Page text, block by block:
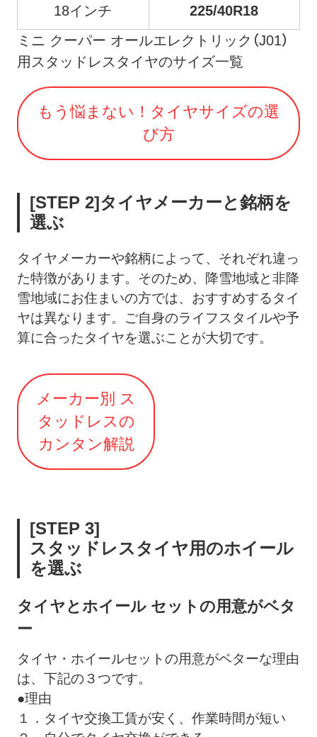
18インチ
225/40R18
ミニ クーパー オールエレクトリック（J01）
用スタッドレスタイヤのサイズ一覧
もう悩まない！タイヤサイズの選
び方
[STEP 2]タイヤメーカーと銘柄を
選ぶ
タイヤメーカーや銘柄によって、それぞれ違っ
た特徴があります。そのため、降雪地域と非降
雪地域にお住まいの方では、おすすめするタイ
ヤは異なります。ご自身のライフスタイルや予
算に合ったタイヤを選ぶことが大切です。
メーカー別 ス
タッドレスの
カンタン解説
[STEP 3]
スタッドレスタイヤ用のホイール
を選ぶ
タイヤとホイール セットの用意がベタ
ー
タイヤ・ホイールセットの用意がベターな理由
は、下記の３つです。
●理由
１．タイヤ交換工賃が安く、作業時間が短い